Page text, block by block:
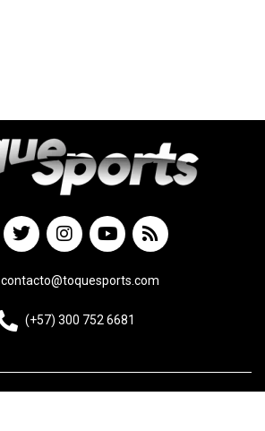
contacto@toquesports.com
(+57) 300 752 6681